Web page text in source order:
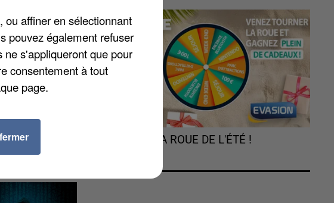
de
à l'école
parlent
nos
TOURNEZ LA ROUE DE L'ÉTÉ !
ou affiner en sélectionnant
pouvez également refuser
s'appliqueront que pour
consentement à tout
page.